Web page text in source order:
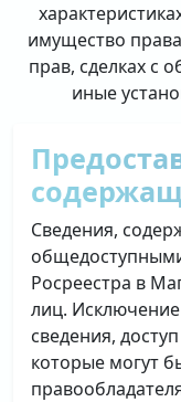
имущество
прав, сделках с
иные
Сведения,
Росреестра в
лиц.
сведения,
которые могут